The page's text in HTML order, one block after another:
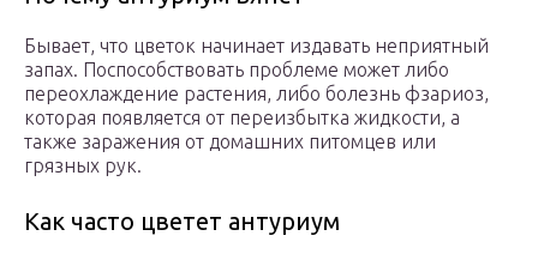
Бывает, что цветок начинает издавать неприятный
запах. Поспособствовать проблеме может либо
переохлаждение растения, либо болезнь фзариоз,
которая появляется от переизбытка жидкости, а
также заражения от домашних питомцев или
грязных рук.
Как часто цветет антуриум